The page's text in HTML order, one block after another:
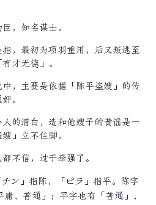
，知名谋士。
，最初为项羽重用，后又叛逃至
才无德」。
，主要是依据「陈平盗嫂」的传
。
的清白，造和他嫂子的黄谣是一
」立不住脚。
不信，过于牵强了。
、普通」；平字也有「普通」、